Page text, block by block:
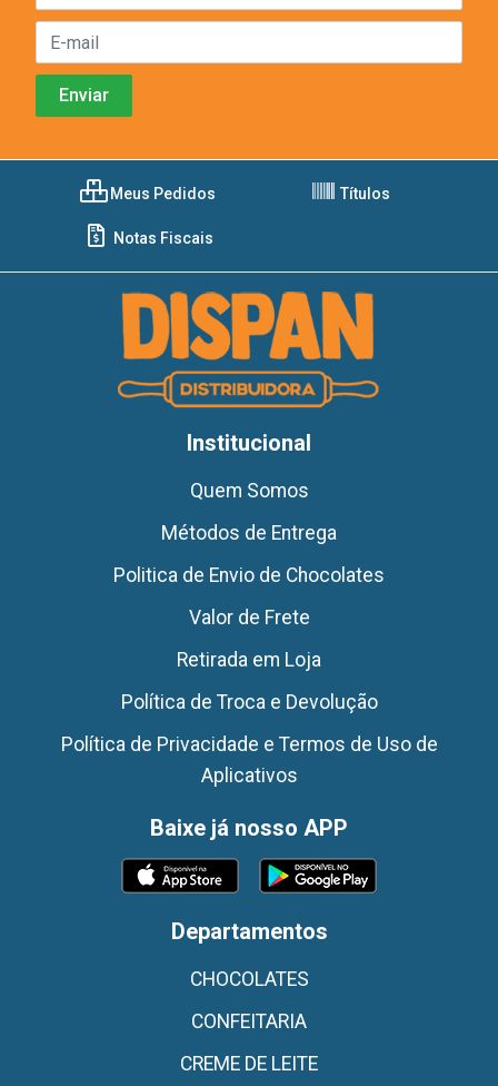
Meus Pedidos Títulos
Notas Fiscais
Institucional
Quem Somos
Métodos de Entrega
Politica de Envio de Chocolates
Valor de Frete
Retirada em Loja
Política de Troca e Devolução
Política de Privacidade e Termos de Uso de
Aplicativos
Baixe já nosso APP
Departamentos
CHOCOLATES
CONFEITARIA
CREME DE LEITE